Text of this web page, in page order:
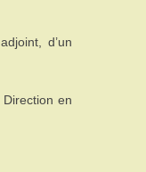
d’un
en